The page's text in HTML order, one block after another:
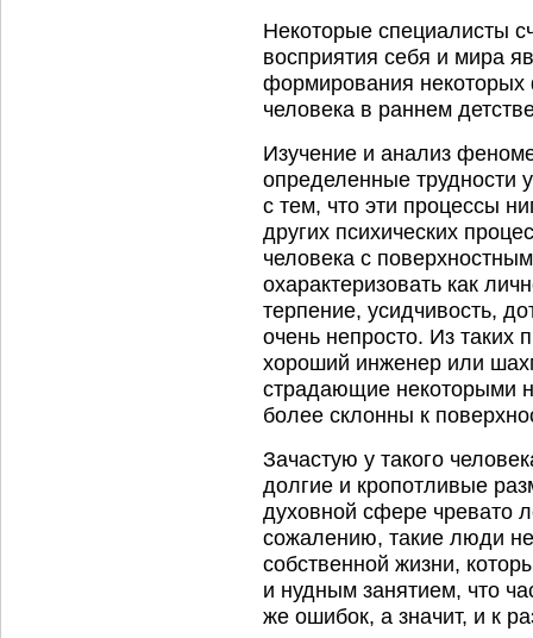
Некоторые специалисты
восприятия себя и мира
формирования
человека в раннем
Изучение и анализ
определенные трудности
с тем, что эти процессы
других психических
человека с
охарактеризовать как
терпение, усидчивость,
очень непросто. Из таких
хороший инженер или
страдающие некоторыми
более склонны к
Зачастую у такого
долгие и кропотливые
духовной сфере чревато
сожалению, такие люди
собственной жизни,
и нудным занятием, что
же ошибок, а значит, и к